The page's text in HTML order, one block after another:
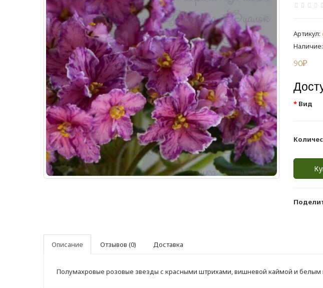
Артикул:
90₽
Вид
Описание Отзывов (0) Доставка
Полумахровые розовые звезды с красными штрихами, вишневой каймой и белым